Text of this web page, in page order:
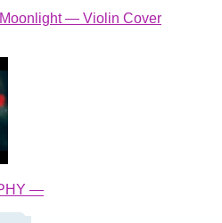
— Violin Cover
—